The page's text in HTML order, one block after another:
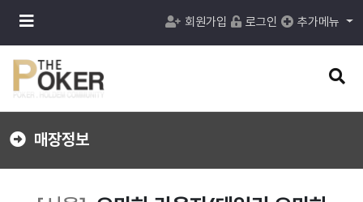
메
튼
회원가입 로그인 추가메뉴
검
버
매장정보